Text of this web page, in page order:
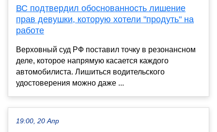
ВС подтвердил обоснованность лишение
прав девушки, которую хотели "продуть" на
работе
Верховный суд РФ поставил точку в резонансном
деле, которое напрямую касается каждого
автомобилиста. Лишиться водительского
удостоверения можно даже ...
19:00, 20 Апр